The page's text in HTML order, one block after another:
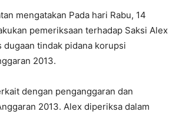
mengatakan Pada hari Rabu, 14
pemeriksaan terhadap Saksi Alex
dugaan tindak pidana korupsi
2013.
dengan penganggaran dan
2013. Alex diperiksa dalam